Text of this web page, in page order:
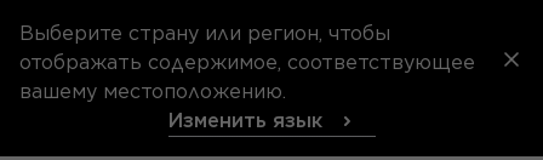
Выберите страну или регион, чтобы
отображать содержимое, соответствующее
вашему местоположению.
Изменить язык